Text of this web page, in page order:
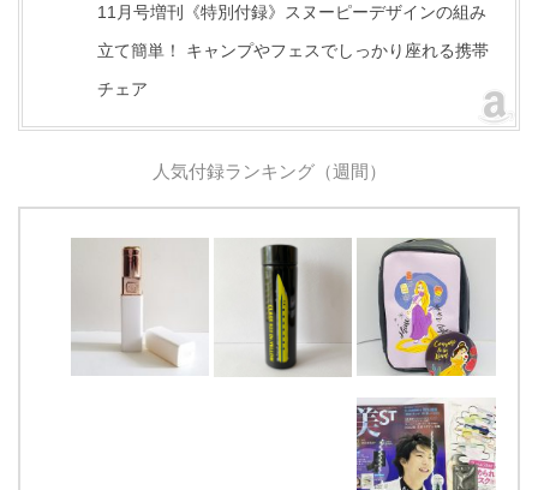
11月号増刊《特別付録》スヌーピーデザインの組み
立て簡単！ キャンプやフェスでしっかり座れる携帯
チェア
人気付録ランキング（週間）